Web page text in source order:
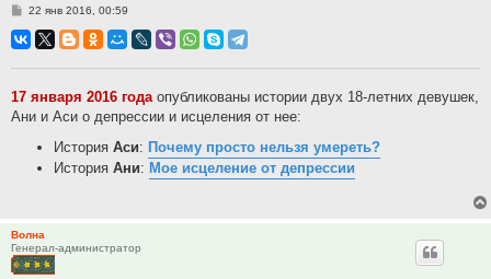
Сообщение
22 янв 2016, 00:59
17 января 2016 года опубликованы истории двух 18-летних девушек,
Ани и Аси о депрессии и исцеления от нее:
История Аси: Почему просто нельзя умереть?
История Ани: Мое исцеление от депрессии
Волна
Генерал-администратор